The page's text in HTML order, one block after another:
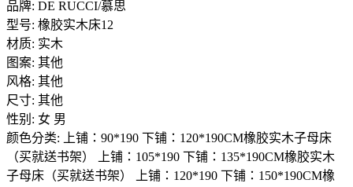
品牌: DE RUCCI/慕思
型号: 橡胶实木床12
材质: 实木
图案: 其他
风格: 其他
尺寸: 其他
性别: 女 男
颜色分类: 上铺：90*190 下铺：120*190CM橡胶实木子母床
（买就送书架） 上铺：105*190 下铺：135*190CM橡胶实木
子母床（买就送书架） 上铺：120*190 下铺：150*190CM橡